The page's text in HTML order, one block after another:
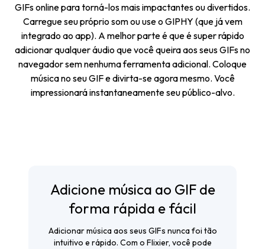
GIFs online para torná-los mais impactantes ou divertidos.
Carregue seu próprio som ou use o GIPHY (que já vem
integrado ao app). A melhor parte é que é super rápido
adicionar qualquer áudio que você queira aos seus GIFs no
navegador sem nenhuma ferramenta adicional. Coloque
música no seu GIF e divirta-se agora mesmo. Você
impressionará instantaneamente seu público-alvo.
Adicione música ao GIF de
forma rápida e fácil
Adicionar música aos seus GIFs nunca foi tão
intuitivo e rápido. Com o Flixier, você pode